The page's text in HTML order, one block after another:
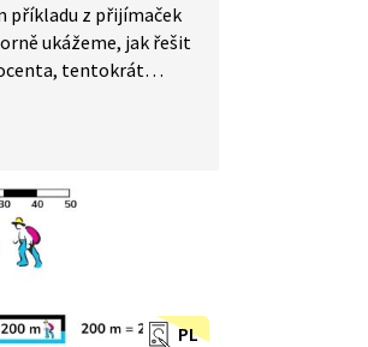
příkladu z přijímaček
ukážeme, jak řešit
tentokrát
i na zlevňování,
S námi
– nebojte se
PL